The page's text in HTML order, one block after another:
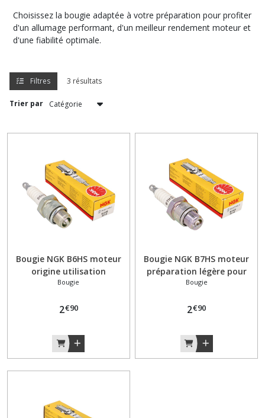
Choisissez la bougie adaptée à votre préparation pour profiter
d'un allumage performant, d'un meilleur rendement moteur et
d'une fiabilité optimale.
Filtres 3 résultats
Trier par
Bougie NGK B6HS moteur
origine utilisation
quotidienne pour Peugeot
Bougie
2€90
Bougie NGK B7HS moteur
préparation légère pour
Peugeot 103
Bougie
2€90
Axe
Béquille
(16)
Bougie
(3)
Boulonnerie
Cadre
Carburateur